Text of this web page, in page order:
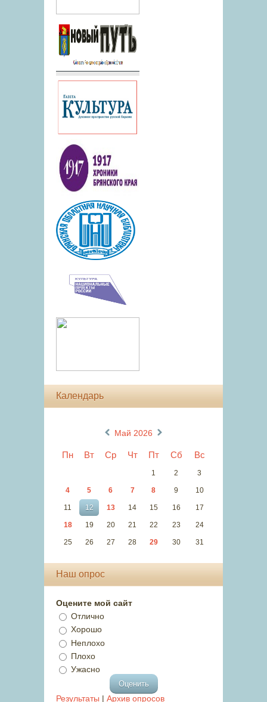
Календарь
Май 2026
Пн Вт Ср Чт Пт Сб Вс
1 2 3
4 5 6 7 8 9 10
11 12 13 14 15 16 17
18 19 20 21 22 23 24
25 26 27 28 29 30 31
Наш опрос
Оцените мой сайт
Отлично
Хорошо
Неплохо
Плохо
Ужасно
Результаты | Архив опросов